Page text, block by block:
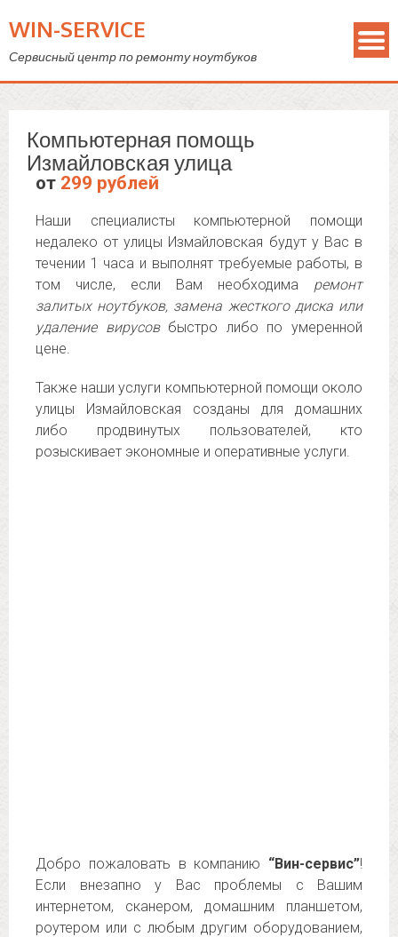
WIN-SERVICE
Сервисный центр по ремонту ноутбуков
Компьютерная помощь
Измайловская улица
от 299 рублей
Наши специалисты компьютерной помощи
недалеко от улицы Измайловская будут у Вас в
течении 1 часа и выполнят требуемые работы, в
том числе, если Вам необходима ремонт
залитых ноутбуков, замена жесткого диска или
удаление вирусовбыстро либо по умеренной
цене.
Также наши услуги компьютерной помощи около
улицы Измайловская созданы для домашних
либо продвинутых пользователей, кто
розыскивает экономные и оперативные услуги.
Добро пожаловать в компанию “Вин-сервис”!
Если внезапно у Вас проблемы с Вашим
интернетом, сканером, домашним планшетом,
роутером или с любым другим оборудованием,